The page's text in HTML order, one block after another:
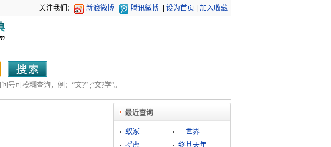
关注我们： 新浪微博 腾讯微博 设为首页 加入收藏
号可模糊查询，例：“文?” ;“文?学”。
最近查询
蚁冢
一世界
捋虎
终其天年